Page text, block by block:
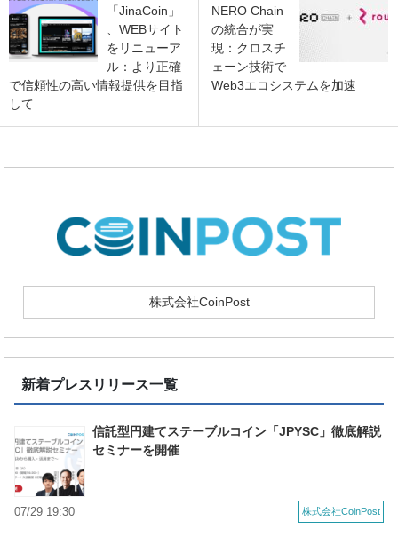
「JinaCoin」
、WEBサイト
をリニューア
ル：より正確
で信頼性の高い情報提供を目指
して
NERO Chain
の統合が実
現：クロスチ
ェーン技術で
Web3エコシステムを加速
株式会社CoinPost
新着プレスリリース一覧
信託型円建てステーブルコイン「JPYSC」徹底解説
セミナーを開催
株式会社CoinPost
07/29 19:30